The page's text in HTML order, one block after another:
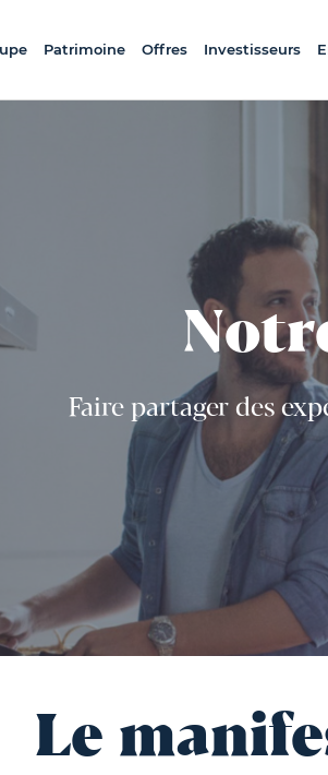
Patrimoine Offres Investisseurs
Faire partager des
Le